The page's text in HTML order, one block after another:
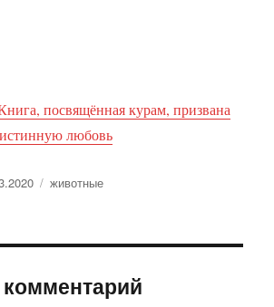
посвящённая курам, призвана
любовь
Метки
животные